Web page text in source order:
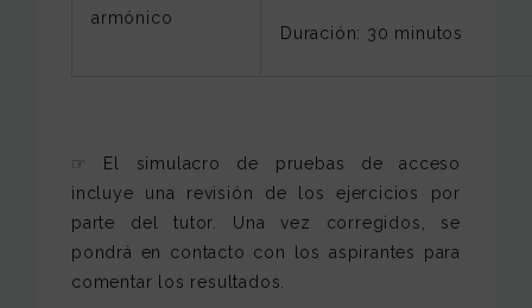
armónico
Duración: 30 minutos
☞ El simulacro de pruebas de acceso
incluye una revisión de los ejercicios por
parte del tutor. Una vez corregidos, se
pondrá en contacto con los aspirantes para
comentar los resultados.